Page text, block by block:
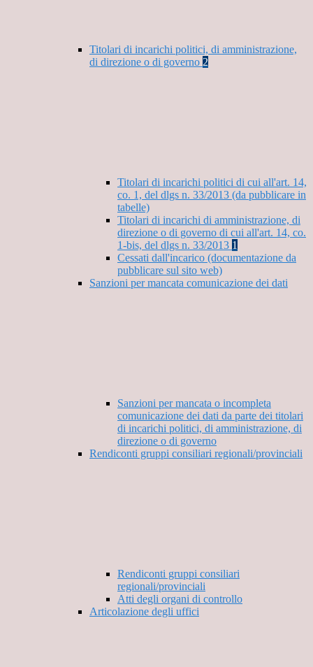
Titolari di incarichi politici, di amministrazione,
di direzione o di governo 2
Titolari di incarichi politici di cui all'art. 14,
co. 1, del dlgs n. 33/2013 (da pubblicare in
tabelle)
Titolari di incarichi di amministrazione, di
direzione o di governo di cui all'art. 14, co.
1-bis, del dlgs n. 33/2013 1
Cessati dall'incarico (documentazione da
pubblicare sul sito web)
Sanzioni per mancata comunicazione dei dati
Sanzioni per mancata o incompleta
comunicazione dei dati da parte dei titolari
di incarichi politici, di amministrazione, di
direzione o di governo
Rendiconti gruppi consiliari regionali/provinciali
Rendiconti gruppi consiliari
regionali/provinciali
Atti degli organi di controllo
Articolazione degli uffici